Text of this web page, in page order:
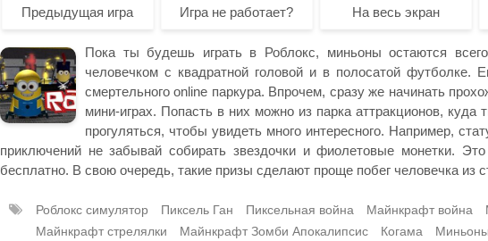
Предыдущая игра Игра не работает? На весь экран
Пока ты будешь играть в Роблокс, миньоны остаются
человечком с квадратной головой и в полосатой футболке.
смертельного online паркура. Впрочем, сразу же начинать
мини-играх. Попасть в них можно из парка аттракционов,
прогуляться, чтобы увидеть много интересного. Например,
приключений не забывай собирать звездочки и фиолетовые монетки.
бесплатно. В свою очередь, такие призы сделают проще побег человечка из
Роблокс симулятор Пиксель Ган Пиксельная война Майнкрафт война
Майнкрафт стрелялки
Майнкрафт Зомби Апокалипсис Когама Миньоны